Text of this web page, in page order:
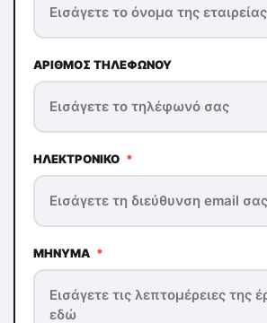
ΑΡΙΘΜΌΣ ΤΗΛΕΦΏΝΟΥ
ΗΛΕΚΤΡΟΝΙΚΌ *
ΜΉΝΥΜΑ *